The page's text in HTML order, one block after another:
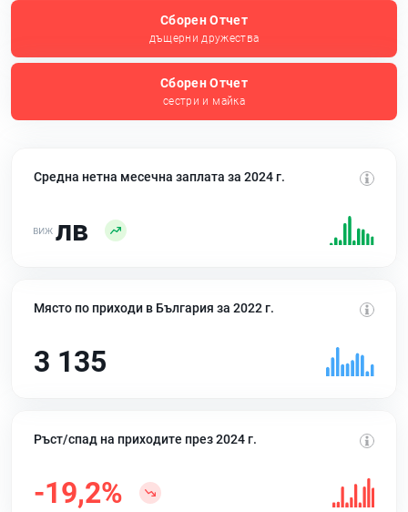
Сборен Отчет
дъщерни дружества
Сборен Отчет
сестри и майка
Средна нетна месечна заплата за 2024 г.
лв
Място по приходи в България за 2022 г.
3 135
Ръст/спад на приходите през 2024 г.
-19,2%